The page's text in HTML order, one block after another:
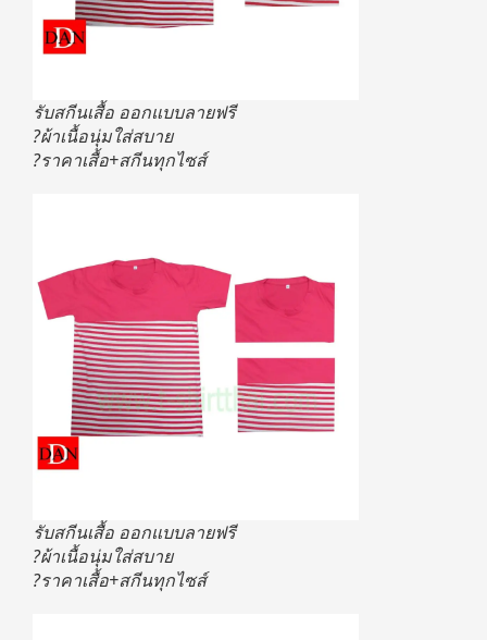
รับสกีนเสื้อ ออกแบบลายฟรี
?ผ้าเนื้อนุ่มใส่สบาย
?ราคาเสื้อ+สกีนทุกไซส์
รับสกีนเสื้อ ออกแบบลายฟรี
?ผ้าเนื้อนุ่มใส่สบาย
?ราคาเสื้อ+สกีนทุกไซส์